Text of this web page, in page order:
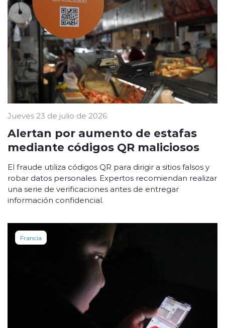
Jueves 23 de julio de 2026
Alertan por aumento de estafas
mediante códigos QR maliciosos
El fraude utiliza códigos QR para dirigir a sitios falsos y
robar datos personales. Expertos recomiendan realizar
una serie de verificaciones antes de entregar
información confidencial.
Francia